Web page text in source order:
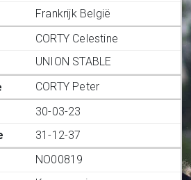
Frankrijk België
CORTY Celestine
UNION STABLE
CORTY Peter
30-03-23
31-12-37
NO00819